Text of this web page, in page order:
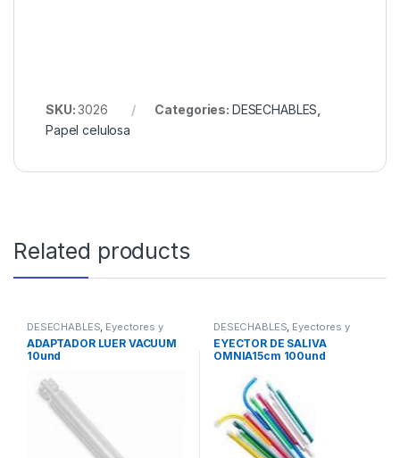
SKU:3026 Categories: DESECHABLES
Papel celulosa
Related products
DESECHABLES Eyectores y
Cánulas
ADAPTADOR LUER VACUUM
10und
DESECHABLES Eyectores y
Cánulas
EYECTOR DE SALIVA
OMNIA15cm 100und